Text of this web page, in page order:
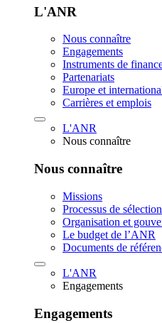
L'ANR
Nous connaître
Engagements
Instruments de
Partenariats
Europe et
Carrières et emplois
L'ANR
Nous connaître
Nous connaître
Missions
Processus de sélection
Organisation et
Le budget de l’ANR
Documents de
L'ANR
Engagements
Engagements